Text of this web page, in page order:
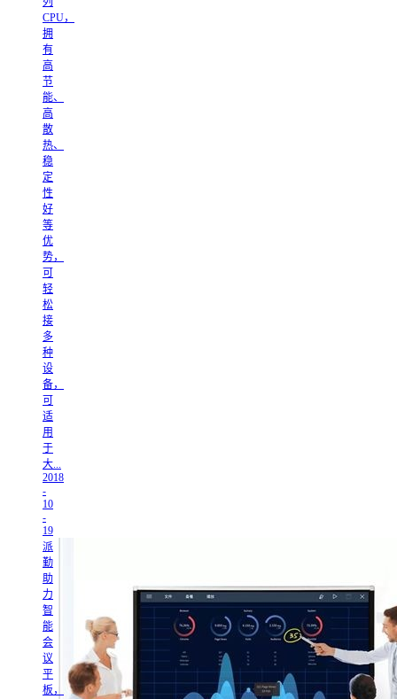
CPU，
拥
有
高
节
能、
高
散
热、
稳
定
性
好
等
优
势，
可
轻
松
接
多
种
设
备，
可
适
用
于
大...
2018
-
10
-
19
派
勤
助
力
智
能
会
议
平
板，